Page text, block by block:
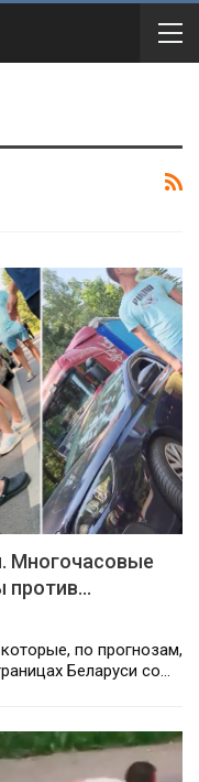
Многочасовые
против…
по прогнозам,
Беларуси со…